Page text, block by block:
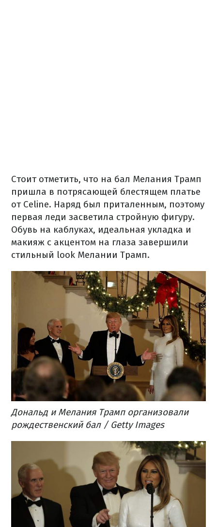
Стоит отметить, что на бал Мелания Трамп
пришла в потрясающей блестящем платье
от Celine. Наряд был приталенным, поэтому
первая леди засветила стройную фигуру.
Обувь на каблуках, идеальная укладка и
макияж с акцентом на глаза завершили
стильный look Мелании Трамп.
Дональд и Мелания Трамп организовали
рождественский бал / Getty Images